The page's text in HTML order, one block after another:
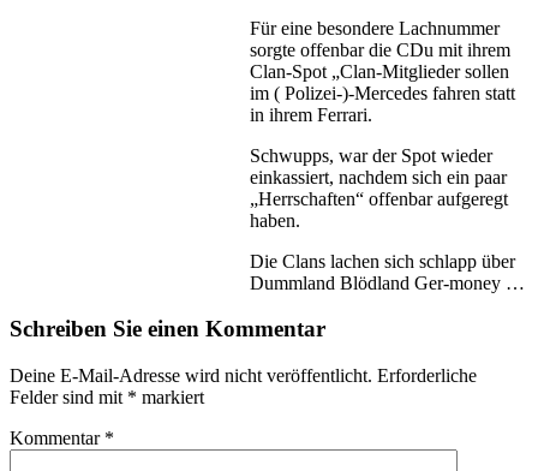
Für eine besondere Lachnummer
sorgte offenbar die CDu mit ihrem
Clan-Spot „Clan-Mitglieder sollen
im ( Polizei-)-Mercedes fahren statt
in ihrem Ferrari.
Schwupps, war der Spot wieder
einkassiert, nachdem sich ein paar
„Herrschaften“ offenbar aufgeregt
haben.
Die Clans lachen sich schlapp über
Dummland Blödland Ger-money …
Schreiben Sie einen Kommentar
Deine E-Mail-Adresse wird nicht veröffentlicht. Erforderliche
Felder sind mit * markiert
Kommentar *